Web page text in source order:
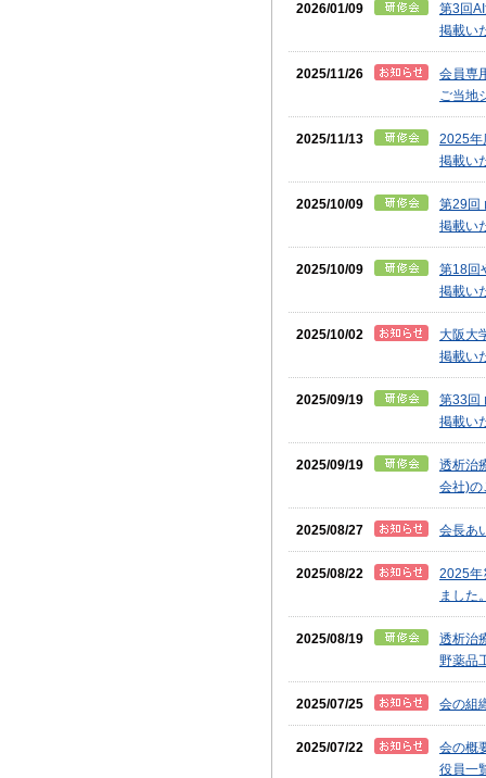
2026/01/09
第3回
掲載い
2025/11/26
会員専
ご当地
2025/11/13
2025年
掲載い
2025/10/09
第29回
掲載い
2025/10/09
第18回
掲載い
2025/10/02
大阪大
掲載い
2025/09/19
第33回
掲載い
2025/09/19
透析治
会社)の
2025/08/27 会長あ
2025/08/22
2025年
ました
2025/08/19
透析治
野薬品
2025/07/25 会の組
2025/07/22
会の概
役員一